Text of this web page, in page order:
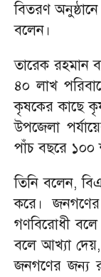
বিতরণ
বলেন।
তারেক রহমান
৪০ লাখ
কৃষকের কাছে
উপজেলা
পাঁচ বছরে ১০০
তিনি বলেন,
করে।
গণবিরোধী বলে
বলে আখ্যা
জনগণের জন্য